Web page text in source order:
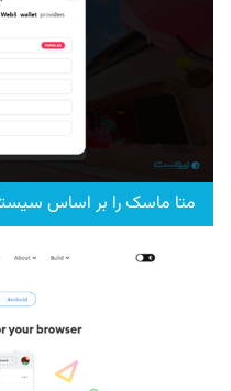
متا ماسک را بر اساس